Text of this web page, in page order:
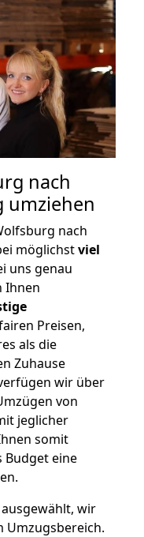
nach
umziehen
nach
möglichstviel
uns genau
Ihnen
Preisen,
als die
Zuhause
wir über
von
jeglicher
somit
Budget eine
wir
Umzugsbereich.